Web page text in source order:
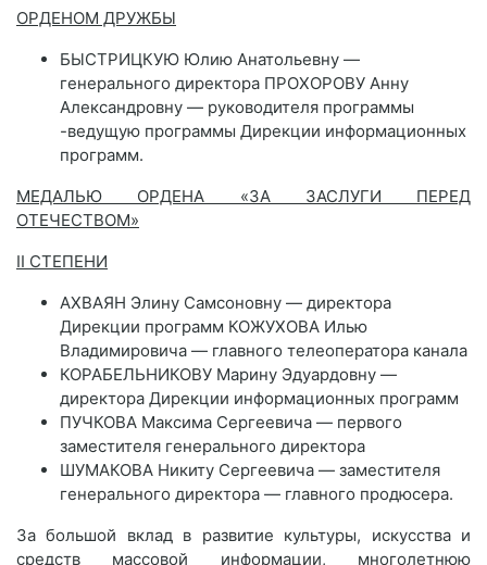
ОРДЕНОМ ДРУЖБЫ
БЫСТРИЦКУЮ Юлию Анатольевну —
генерального директора ПРОХОРОВУ Анну
Александровну — руководителя программы
-ведущую программы Дирекции информационных
программ.
МЕДАЛЬЮ ОРДЕНА «ЗА ЗАСЛУГИ ПЕРЕД
ОТЕЧЕСТВОМ»
II СТЕПЕНИ
АХВАЯН Элину Самсоновну — директора
Дирекции программ КОЖУХОВА Илью
Владимировича — главного телеоператора канала
КОРАБЕЛЬНИКОВУ Марину Эдуардовну —
директора Дирекции информационных программ
ПУЧКОВА Максима Сергеевича — первого
заместителя генерального директора
ШУМАКОВА Никиту Сергеевича — заместителя
генерального директора — главного продюсера.
За большой вклад в развитие культуры, искусства и
средств массовой информации, многолетнюю